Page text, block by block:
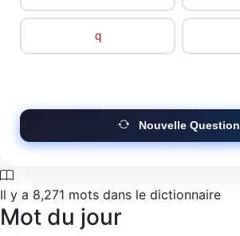
q
Nouvelle Question
Il y a 8,271 mots dans le dictionnaire
Mot du jour